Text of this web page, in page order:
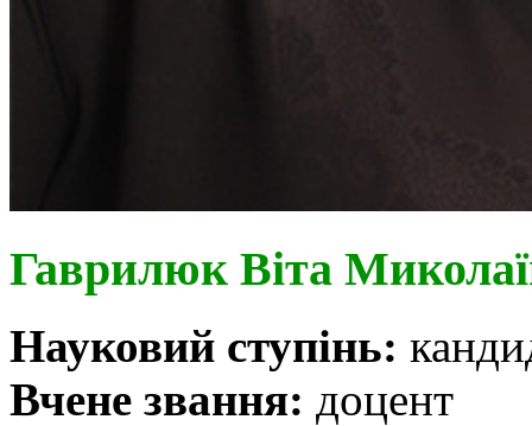
Гаврилюк Віта
Науковий ступінь:
Вчене звання: доцент